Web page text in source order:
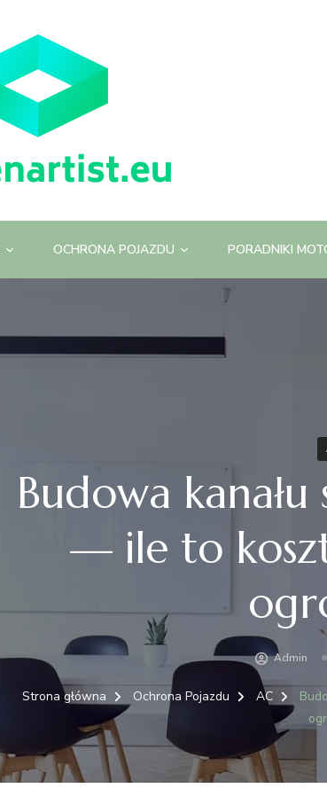
OCHRONA POJAZDU PORADNIKI
Budowa
— ile to
Admin
Strona główna Ochrona Pojazdu AC